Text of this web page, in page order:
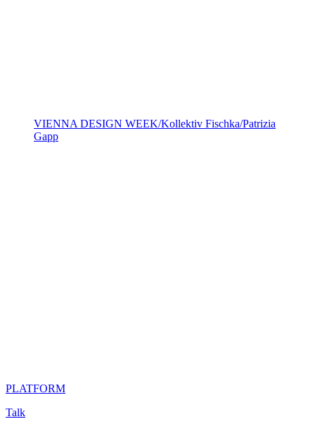
VIENNA DESIGN WEEK/Kollektiv Fischka/Patrizia
Gapp
PLATFORM
Talk